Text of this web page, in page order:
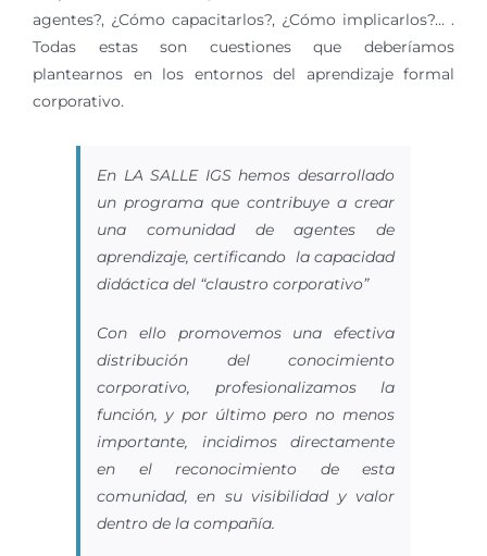
agentes?, ¿Cómo capacitarlos?, ¿Cómo implicarlos?… .
Todas estas son cuestiones que deberíamos
plantearnos en los entornos del aprendizaje formal
corporativo.
En LA SALLE IGS hemos desarrollado
un programa que contribuye a crear
una comunidad de agentes de
aprendizaje, certificando la capacidad
didáctica del “claustro corporativo”
Con ello promovemos una efectiva
distribución del conocimiento
corporativo, profesionalizamos la
función, y por último pero no menos
importante, incidimos directamente
en el reconocimiento de esta
comunidad, en su visibilidad y valor
dentro de la compañía.